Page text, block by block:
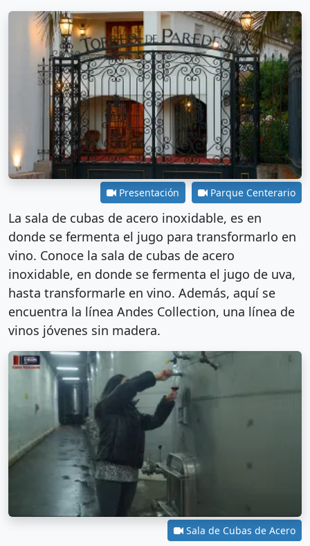
Presentación Parque Centerario
La sala de cubas de acero inoxidable, es en
donde se fermenta el jugo para transformarlo en
vino. Conoce la sala de cubas de acero
inoxidable, en donde se fermenta el jugo de uva,
hasta transformarle en vino. Además, aquí se
encuentra la línea Andes Collection, una línea de
vinos jóvenes sin madera.
Sala de Cubas de Acero